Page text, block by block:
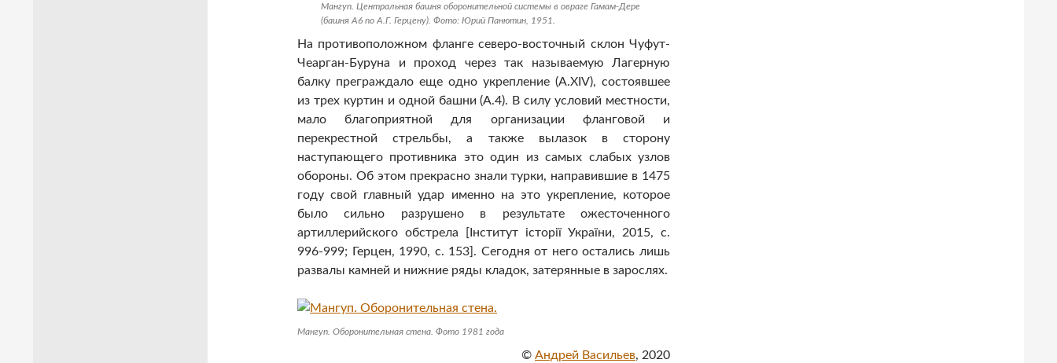
Мангуп. Центральная башня оборонительной системы в овраге Гамам-Дере
(башня А6 по А.Г. Герцену). Фото: Юрий Панютин, 1951.
На противоположном фланге северо-восточный склон Чуфут-
Чеарган-Буруна и проход через так называемую Лагерную
балку преграждало еще одно укрепление (A.XIV), состоявшее
из трех куртин и одной башни (А.4). В силу условий местности,
мало благоприятной для организации фланговой и
перекрестной стрельбы, а также вылазок в сторону
наступающего противника это один из самых слабых узлов
обороны. Об этом прекрасно знали турки, направившие в 1475
году свой главный удар именно на это укрепление, которое
было сильно разрушено в результате ожесточенного
артиллерийского обстрела [Інститут історії України, 2015, с.
996-999; Герцен, 1990, с. 153]. Сегодня от него остались лишь
развалы камней и нижние ряды кладок, затерянные в зарослях.
Мангуп. Оборонительная стена. Фото 1981 года
© Андрей Васильев, 2020